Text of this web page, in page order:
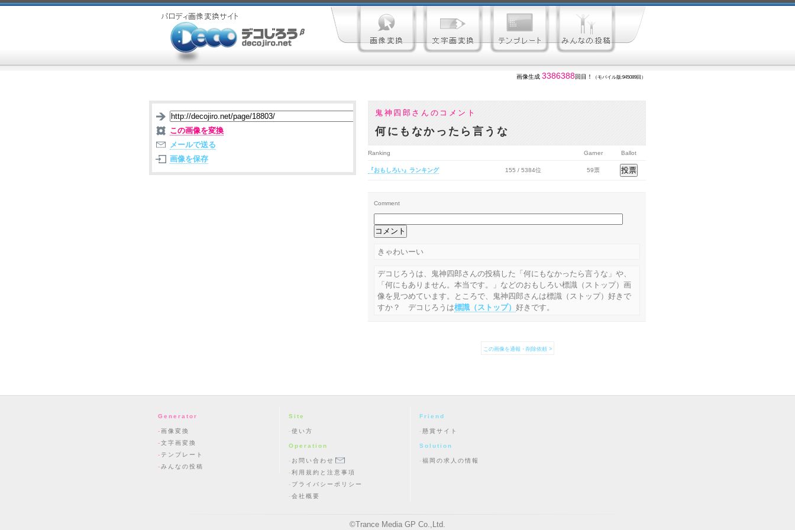
画像生成 3386388回目！ （モバイル版:945089回）
鬼神四郎さんのコメント
何にもなかったら言うな
この画像を変換
メールで送る
画像を保存
Ranking Garner Ballot
『おもしろい』ランキング 155 / 5384位 59票
Comment
きゃわいーい
デコじろうは、鬼神四郎さんの投稿した「何にもなかったら言うな」や、
「何にもありません。本当です。」などのおもしろい標識（ストップ）画
像を見つめています。ところで、鬼神四郎さんは標識（ストップ）好きで
すか？ デコじろうは標識（ストップ） 好きです。
この画像を通報・削除依頼 >
Generator
画像変換
文字画変換
テンプレート
みんなの投稿
Site
使い方
Operation
お問い合わせ
利用規約と注意事項
プライバシーポリシー
会社概要
Friend
懸賞サイト
Solution
福岡の求人の情報
©Trance Media GP Co.,Ltd.